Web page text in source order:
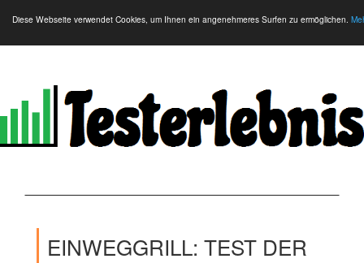
Diese Webseite verwendet Cookies, um Ihnen ein angenehmeres Surfen zu ermöglichen.
EINWEGGRILL: TEST DER